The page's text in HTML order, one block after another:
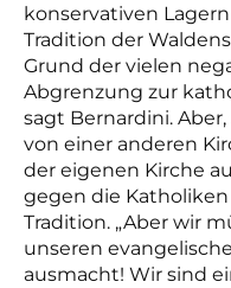
konservativen
Tradition der
Grund der vielen
Abgrenzung zur
sagt Bernardini.
von einer anderen
der eigenen Kirche
gegen die
Tradition. „Aber wir
unseren
ausmacht! Wir sind